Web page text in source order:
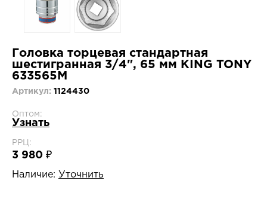
Головка торцевая стандартная
шестигранная 3/4", 65 мм KING TONY
633565M
Артикул: 1124430
Оптом:
Узнать
РРЦ:
3 980 ₽
Наличие: Уточнить